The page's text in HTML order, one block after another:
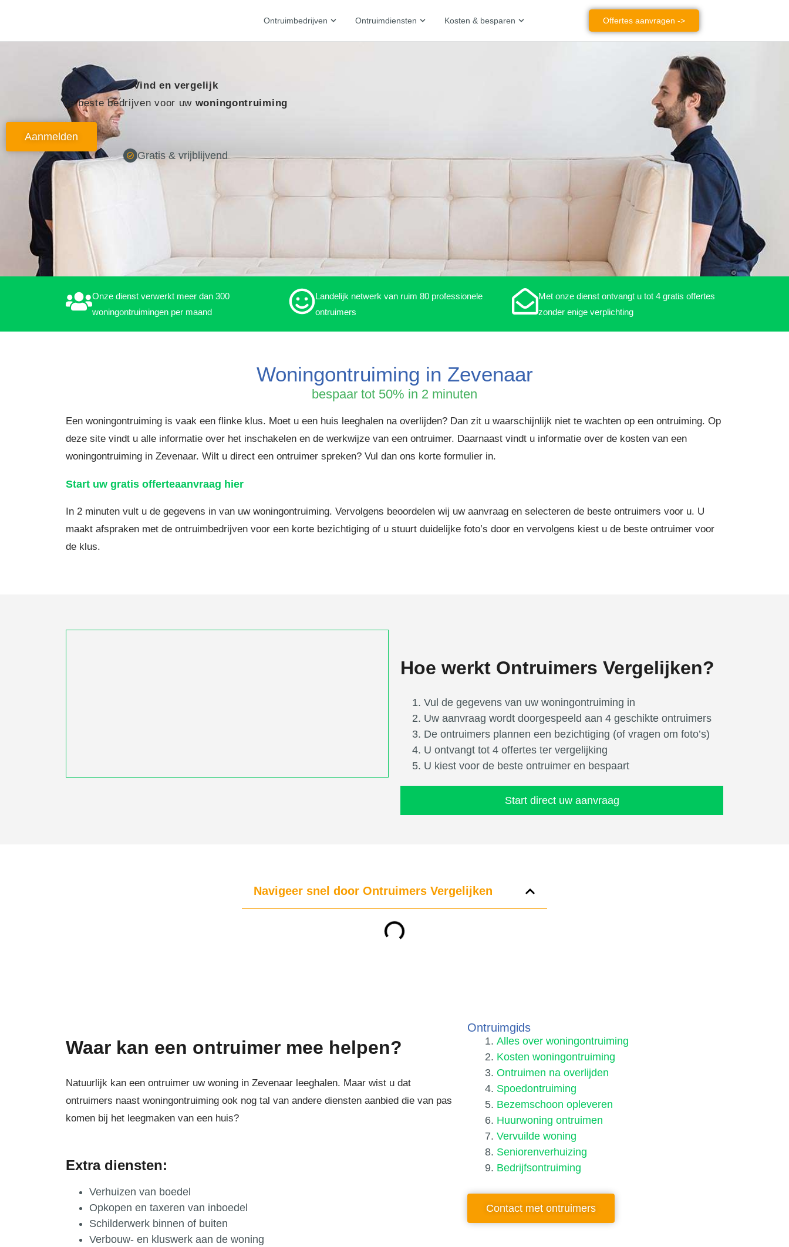
Ontruimbedrijven Ontruimdiensten Kosten & besparen Offertes aanvragen ->
Vind en vergelijk
de beste bedrijven voor uw woningontruiming
Aanmelden
Gratis & vrijblijvend
Onze dienst verwerkt meer dan 300
woningontruimingen per maand
Landelijk netwerk van ruim 80 professionele
ontruimers
Met onze dienst ontvangt u tot 4 gratis offertes
zonder enige verplichting
Woningontruiming in Zevenaar
bespaar tot 50% in 2 minuten
Een woningontruiming is vaak een flinke klus. Moet u een huis leeghalen na overlijden? Dan zit u waarschijnlijk niet te wachten op een ontruiming. Op
deze site vindt u alle informatie over het inschakelen en de werkwijze van een ontruimer. Daarnaast vindt u informatie over de kosten van een
woningontruiming in Zevenaar. Wilt u direct een ontruimer spreken? Vul dan ons korte formulier in.
Start uw gratis offerteaanvraag hier
In 2 minuten vult u de gegevens in van uw woningontruiming. Vervolgens beoordelen wij uw aanvraag en selecteren de beste ontruimers voor u. U
maakt afspraken met de ontruimbedrijven voor een korte bezichtiging of u stuurt duidelijke foto’s door en vervolgens kiest u de beste ontruimer voor
de klus.
Hoe werkt Ontruimers Vergelijken?
Vul de gegevens van uw woningontruiming in
Uw aanvraag wordt doorgespeeld aan 4 geschikte ontruimers
De ontruimers plannen een bezichtiging (of vragen om foto’s)
U ontvangt tot 4 offertes ter vergelijking
U kiest voor de beste ontruimer en bespaart
Start direct uw aanvraag
Navigeer snel door Ontruimers Vergelijken
Waar kan een ontruimer mee helpen?
Natuurlijk kan een ontruimer uw woning in Zevenaar leeghalen. Maar wist u dat
ontruimers naast woningontruiming ook nog tal van andere diensten aanbied die van pas
komen bij het leegmaken van een huis?
Extra diensten:
Verhuizen van boedel
Opkopen en taxeren van inboedel
Schilderwerk binnen of buiten
Verbouw- en kluswerk aan de woning
Ontruimgids
Alles over woningontruiming
Kosten woningontruiming
Ontruimen na overlijden
Spoedontruiming
Bezemschoon opleveren
Huurwoning ontruimen
Vervuilde woning
Seniorenverhuizing
Bedrijfsontruiming
Contact met ontruimers